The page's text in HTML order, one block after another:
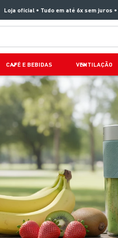
Loja oficial • Tudo em até 6x sem juros
CAFÉ E BEBIDAS VENTILAÇÃO
2º
air fryer arno easy fry extra
3 º
duo power
panelas pressão
5º
rochedo natural stone
aspirador x-force 9 60
7º
jogo panelas rochedo stone pro
8º
vaporizador pure pop
9º
clipso vermelha
10º lightmix